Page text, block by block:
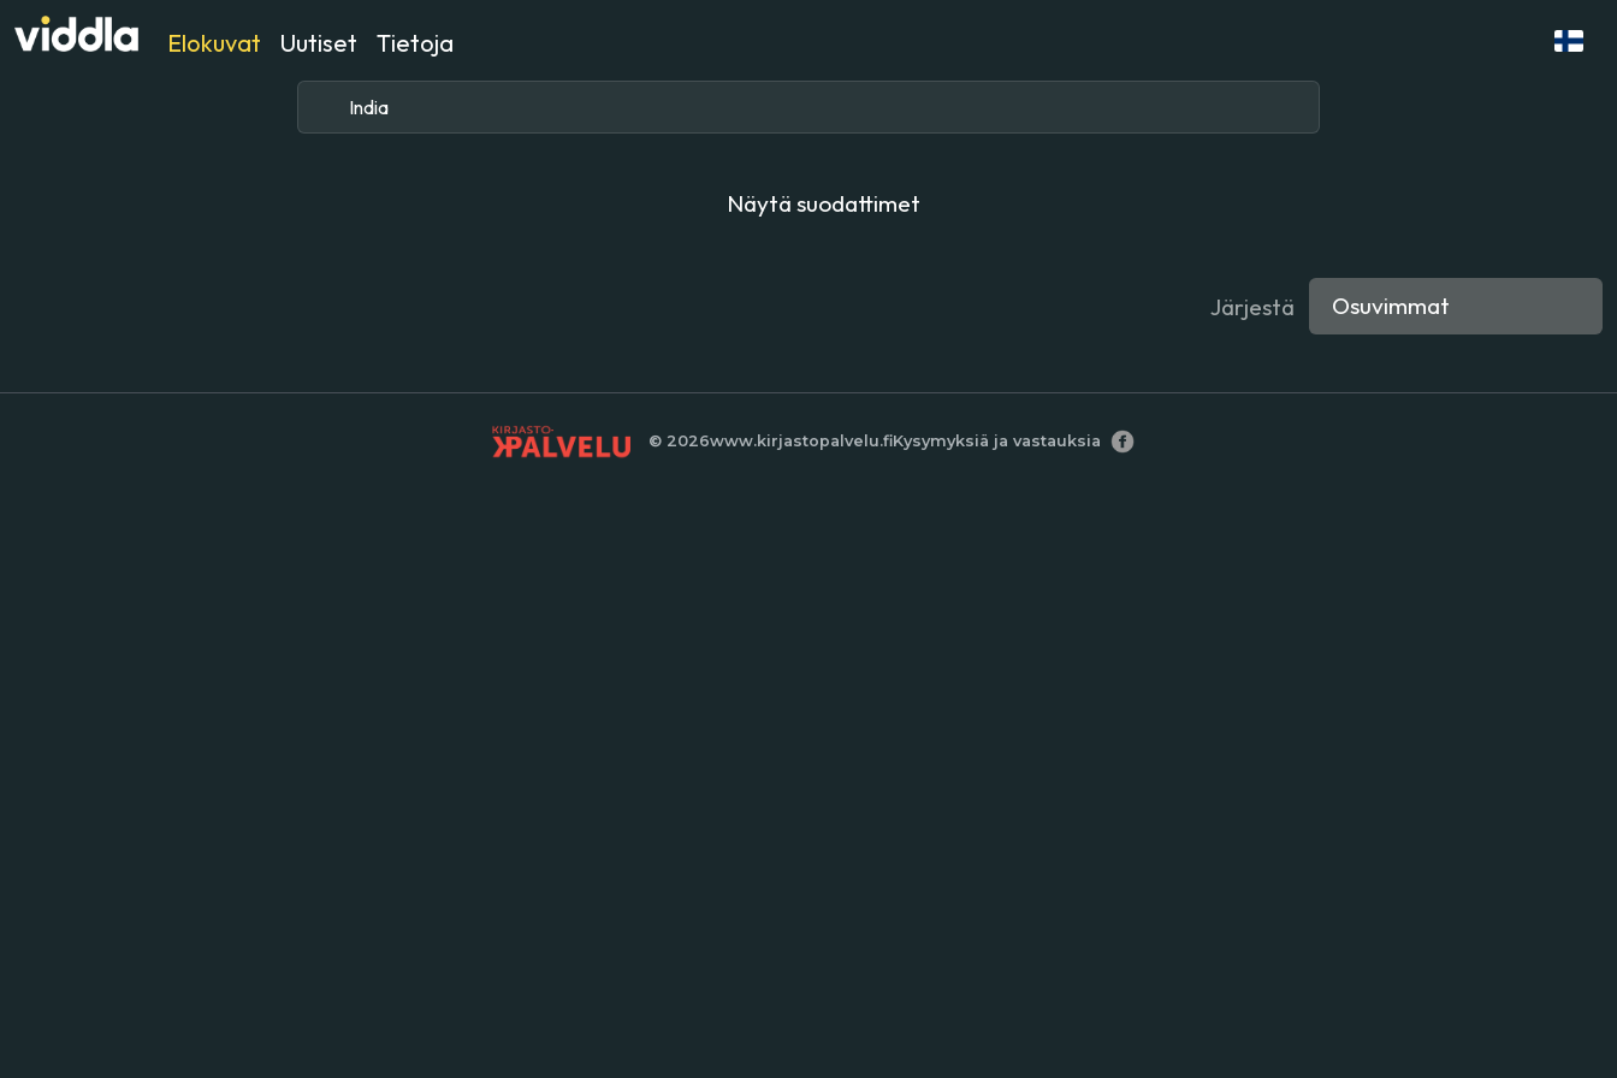
Elokuvat Uutiset Tietoja
Näytä suodattimet
Järjestä
© 2026www.kirjastopalvelu.fiKysymyksiä ja vastauksia